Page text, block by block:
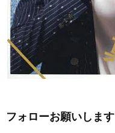
フォローお願いします